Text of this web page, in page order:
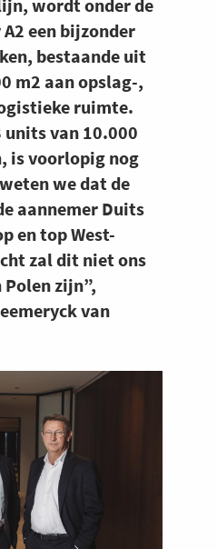
wordt onder de
een bijzonder
bestaande uit
m2 aan opslag-,
ruimte.
van 10.000
is voorlopig nog
we dat de
aannemer Duits
en top West-
zal dit niet ons
zijn”,
van